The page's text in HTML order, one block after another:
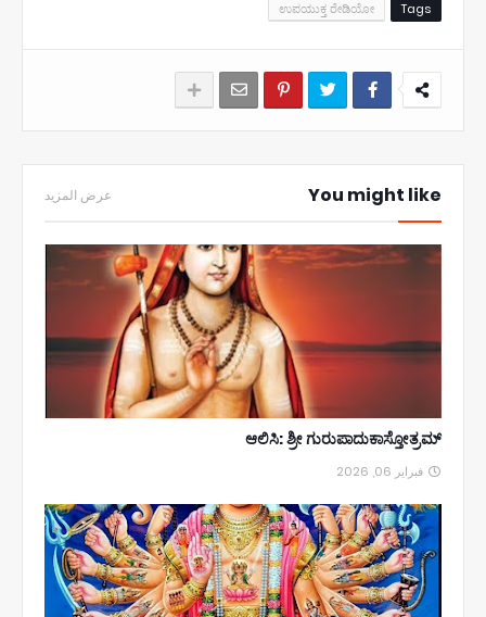
Tags
ಉಪಯುಕ್ತ ರೇಡಿಯೋ
You might like عرض المزيد
ಆಲಿಸಿ: ಶ್ರೀ ಗುರುಪಾದುಕಾಸ್ತೋತ್ರಮ್
فبراير 06, 2026